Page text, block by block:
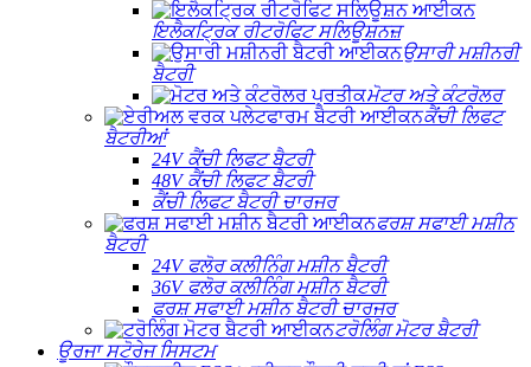
ਇਲੈਕਟ੍ਰਿਕ ਰੀਟਰੋਫਿਟ ਸਲਿਊਸ਼ਨਜ਼
ਉਸਾਰੀ ਮਸ਼ੀਨਰੀ
ਬੈਟਰੀ
ਮੋਟਰ ਅਤੇ ਕੰਟਰੋਲਰ
ਕੈਂਚੀ ਲਿਫਟ
ਬੈਟਰੀਆਂ
24V ਕੈਂਚੀ ਲਿਫਟ ਬੈਟਰੀ
48V ਕੈਂਚੀ ਲਿਫਟ ਬੈਟਰੀ
ਕੈਂਚੀ ਲਿਫਟ ਬੈਟਰੀ ਚਾਰਜਰ
ਫਰਸ਼ ਸਫਾਈ ਮਸ਼ੀਨ
ਬੈਟਰੀ
24V ਫਲੋਰ ਕਲੀਨਿੰਗ ਮਸ਼ੀਨ ਬੈਟਰੀ
36V ਫਲੋਰ ਕਲੀਨਿੰਗ ਮਸ਼ੀਨ ਬੈਟਰੀ
ਫਰਸ਼ ਸਫਾਈ ਮਸ਼ੀਨ ਬੈਟਰੀ ਚਾਰਜਰ
ਟਰੋਲਿੰਗ ਮੋਟਰ ਬੈਟਰੀ
ਊਰਜਾ ਸਟੋਰੇਜ ਸਿਸਟਮ